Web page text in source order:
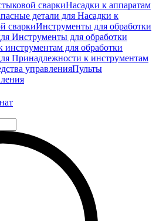
сваркиНасадки к аппаратам
детали для Насадки к
сваркиИнструменты для обработки
Инструменты для обработки
для обработки
Принадлежности к инструментам
управленияПульты